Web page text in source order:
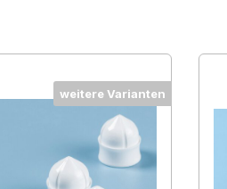
weitere Varianten